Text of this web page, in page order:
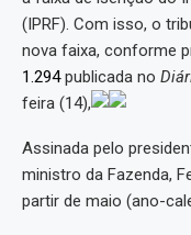
(IPRF). Com isso, o
nova faixa, conforme
1.294publicada no
feira (14),
Assinada pelo
ministro da Fazenda,
partir de maio (ano-